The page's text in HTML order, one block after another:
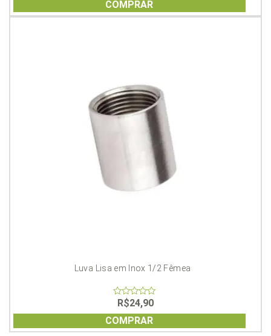
of
5
COMPRAR
Luva Lisa em Inox 1/2 Fêmea
of
5
R$24,90
COMPRAR